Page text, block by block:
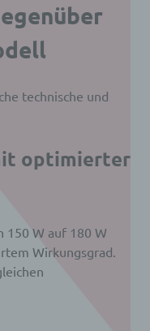
technische und
optimierter
150 W auf 180 W
Wirkungsgrad.